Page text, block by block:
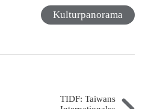
Kulturpanorama
TIDF: Taiwans